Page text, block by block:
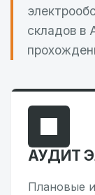
складов в
АУДИТ
Плановые